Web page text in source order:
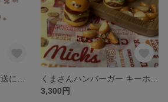
3,300円